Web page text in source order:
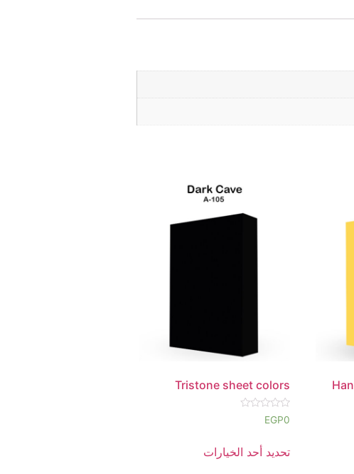
Tristone sheet colors
تم
التقييم
5
EGP0
تحديد أحد الخيارات